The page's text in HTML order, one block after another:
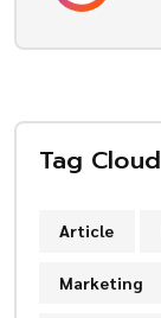
Tag Cloud
Article
Marketing